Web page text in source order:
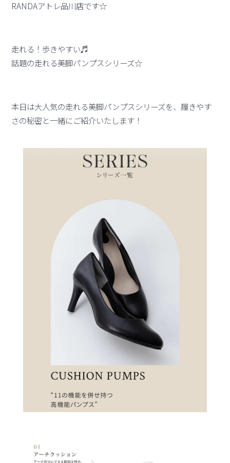
RANDAアトレ品川店です☆
走れる！歩きやすい♬
話題の走れる美脚パンプスシリーズ☆
本日は大人気の走れる美脚パンプスシリーズを、履きやす
さの秘密と一緒にご紹介いたします！